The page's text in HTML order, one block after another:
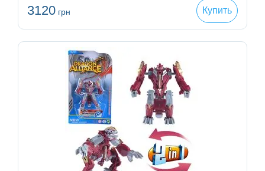
3120 грн Купить